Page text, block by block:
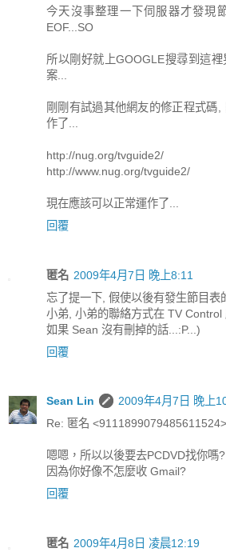
今天沒事整理一下伺服器才發現
EOF...SO
所以剛好就上GOOGLE搜尋到這
案...
剛剛有試過其他網友的修正程式碼
作了...
http://nug.org/tvguide2/
http://www.nug.org/tvguide2/
現在應該可以正常運作了...
回覆
匿名 2009年4月7日 晚上8:11
忘了提一下, 假使以後有發生節目表
小弟, 小弟的聯絡方式在 TV Control
如果 Sean 沒有刪掉的話...:P...)
回覆
Sean Lin
2009年4月7日 晚上
Re: 匿名 <9111899079485611524>
嗯嗯，所以以後要去PCDVD找你嗎?
因為你好像不怎麼收 Gmail?
回覆
匿名 2009年4月8日 凌晨12:19